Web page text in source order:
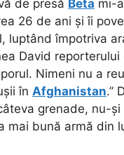
de presă Beta mi-
26 de ani și îi
luptând împotriva
David
Nimeni nu a
în Afghanistan.”
grenade, nu-
mai bună armă din